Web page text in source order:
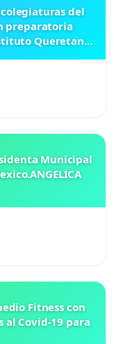
del
preparatoria
Queretano
Municipal
Fitness con
al Covid-19 para